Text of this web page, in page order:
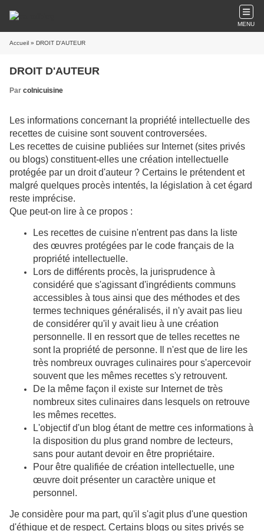
MENU
Accueil » DROIT D'AUTEUR
DROIT D'AUTEUR
Par colnicuisine
Les informations concernant la propriété intellectuelle des
recettes de cuisine sont souvent controversées.
Les recettes de cuisine publiées sur Internet (sites privés
ou blogs) constituent-elles une création intellectuelle
protégée par un droit d'auteur ? Certains le prétendent et
malgré quelques procès intentés, la législation à cet égard
reste imprécise.
Que peut-on lire à ce propos :
Les recettes de cuisine n'entrent pas dans la liste
des œuvres protégées par le code français de la
propriété intellectuelle.
Lors de différents procès, la jurisprudence à
considéré que s'agissant d'ingrédients communs
accessibles à tous ainsi que des méthodes et des
termes techniques généralisés, il n'y avait pas lieu
de considérer qu'il y avait lieu à une création
personnelle. Il en ressort que de telles recettes ne
sont la propriété de personne. Il n'est que de lire les
très nombreux ouvrages culinaires pour s'apercevoir
souvent que les mêmes recettes s'y retrouvent.
De la même façon il existe sur Internet de très
nombreux sites culinaires dans lesquels on retrouve
les mêmes recettes.
L'objectif d'un blog étant de mettre ces informations à
la disposition du plus grand nombre de lecteurs,
sans pour autant devoir en être propriétaire.
Pour être qualifiée de création intellectuelle, une
œuvre doit présenter un caractère unique et
personnel.
Je considère pour ma part, qu'il s'agit plus d'une question
d'éthique et de respect. Certains blogs ou sites privés se